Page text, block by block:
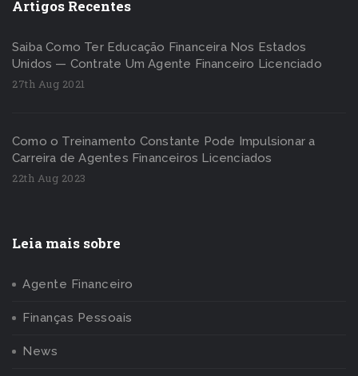
Artigos Recentes
Saiba Como Ter Educação Financeira Nos Estados
Unidos — Contrate Um Agente Financeiro Licenciado
27th Aug 2021
Como o Treinamento Constante Pode Impulsionar a
Carreira de Agentes Financeiros Licenciados
22th Aug 2023
Leia mais sobre
Agente Financeiro
Finanças Pessoais
News